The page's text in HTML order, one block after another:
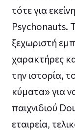
τότε για
Psychonauts.
ξεχωριστή
χαρακτήρες
την ιστορία,
κύματα» για
παιχνιδιού
εταιρεία,